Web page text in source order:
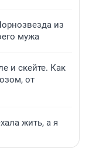
из
мужа
и скейте. Как
от
жить, а я